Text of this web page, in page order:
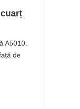
A5010.
de